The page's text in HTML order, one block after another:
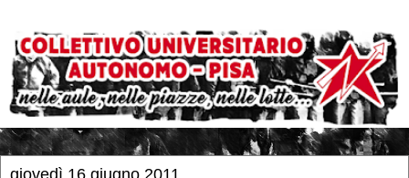
giovedì 16 giugno 2011